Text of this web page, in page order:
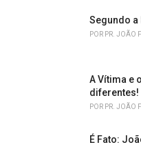
Segundo
POR PR. JOÃO
A Vítima e
diferentes!
POR PR. JOÃO
É Fato: